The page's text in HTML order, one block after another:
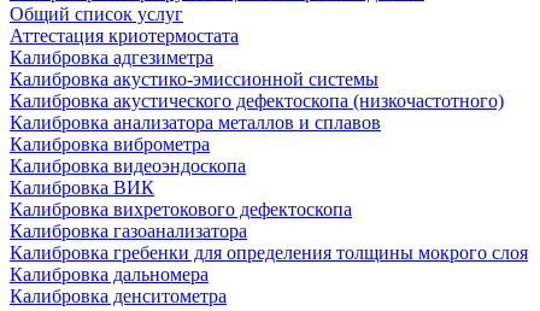
Общий список услуг
Аттестация криотермостата
Калибровка адгезиметра
Калибровка акустико-эмиссионной системы
Калибровка акустического дефектоскопа (низкочастотного)
Калибровка анализатора металлов и сплавов
Калибровка виброметра
Калибровка видеоэндоскопа
Калибровка ВИК
Калибровка вихретокового дефектоскопа
Калибровка газоанализатора
Калибровка гребенки для определения толщины мокрого слоя
Калибровка дальномера
Калибровка денситометра